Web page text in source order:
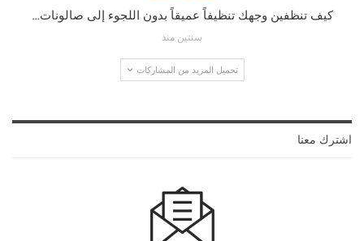
كيف تنظفين وجهك تنظيفاً عميقاً بدون اللجوء إلى صالونات…
سنتين منذ
تحميل المزيد من المشاركات
اشترك معنا